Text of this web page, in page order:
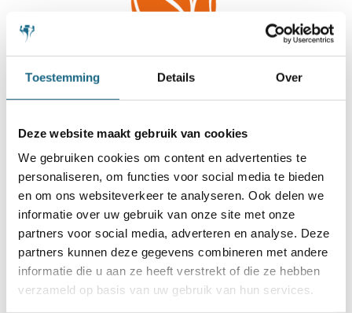
Toestemming Details Over
Deze website maakt gebruik van cookies
We gebruiken cookies om content en advertenties te
personaliseren, om functies voor social media te bieden
en om ons websiteverkeer te analyseren. Ook delen we
informatie over uw gebruik van onze site met onze
partners voor social media, adverteren en analyse. Deze
partners kunnen deze gegevens combineren met andere
informatie die u aan ze heeft verstrekt of die ze hebben
verzameld op basis van uw gebruik van hun services.